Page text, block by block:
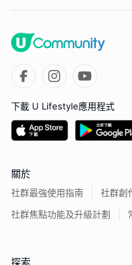
下載 U Lifestyle應用程式
關於
社群最強使用指南
社群創
社群焦點功能及升級計劃
探索